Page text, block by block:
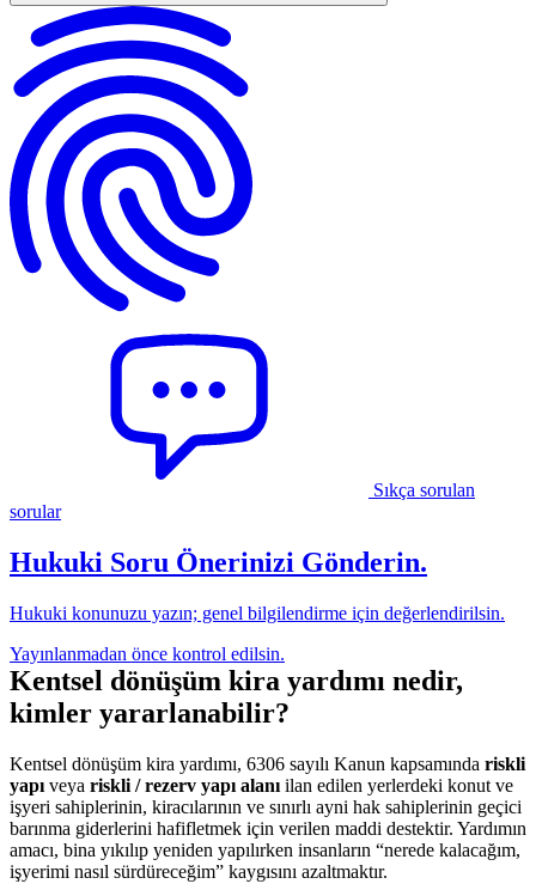
Kentsel dönüşüm kira yardımı nedir, kimler yararlanabilir?
Kentsel dönüşüm kira yardımı şartları neler?
2025 kentsel dönüşüm kira yardımı ne kadar, il il tutarlar
Kentsel dönüşüm kira yardımı başvurusu nereye ve nasıl yapılır?
Kentsel dönüşüm kira yardımı için gerekli belgeler
Kentsel dönüşüm kira yardımı kaç ay veriliyor, ödeme nasıl
yapılıyor?
Kentsel dönüşüm kira yardımı başvurusu reddedilirse ne yapılır?
Kentsel dönüşüm kira yardımı alırken dikkat edilmesi gerekenler
Sıkça sorulan
sorular
Hukuki Soru Önerinizi Gönderin.
Hukuki konunuzu yazın; genel bilgilendirme için değerlendirilsin.
Yayınlanmadan önce kontrol edilsin.
Kentsel dönüşüm kira yardımı nedir,
kimler yararlanabilir?
Kentsel dönüşüm kira yardımı, 6306 sayılı Kanun kapsamında riskli
yapı veya riskli / rezerv yapı alanı ilan edilen yerlerdeki konut ve
işyeri sahiplerinin, kiracılarının ve sınırlı ayni hak sahiplerinin geçici
barınma giderlerini hafifletmek için verilen maddi destektir. Yardımın
amacı, bina yıkılıp yeniden yapılırken insanların “nerede kalacağım,
işyerimi nasıl sürdüreceğim” kaygısını azaltmaktır.